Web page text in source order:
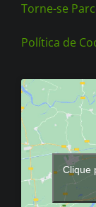
Torne-se
Política de
Clique